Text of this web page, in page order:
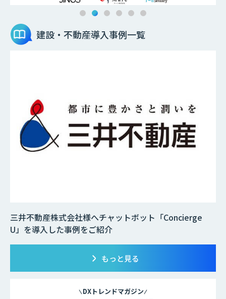
建設・不動産導入事例一覧
三井不動産株式会社様へチャットボット「Concierge
U」を導入した事例をご紹介
もっと見る
DXトレンドマガジン